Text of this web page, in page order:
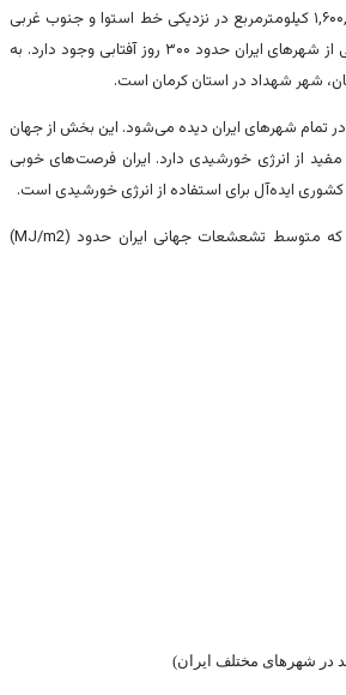
ایران با وسعتی در حدود ۱,۶۰۰,۰۰۰ کیلومترمربع در نزدیکی خط استوا و جنوب غربی
آسیا واقع شده است. در برخی از شهرهای ایران حدود ۳۰۰ روز آفتابی وجود دارد. به
شهر شهداد در استان کرمان است.
تمام شهرهای ایران دیده می‌شود. این بخش از جهان
از انرژی خورشیدی دارد. ایران فرصت‌های خوبی
ایده‌آل برای استفاده از انرژی خورشیدی است.
یک مطالعه دقیق نشان داد که متوسط ​​تشعشعات جهانی ایران حدود (MJ/m2)
در شهرهای مختلف ایران)